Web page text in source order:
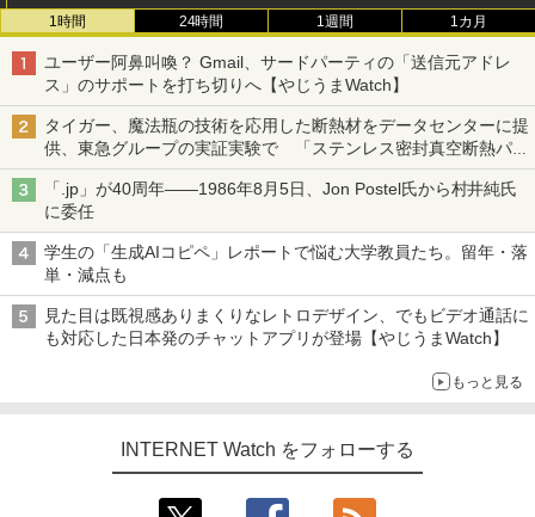
1時間 24時間 1週間 1カ月
ユーザー阿鼻叫喚？ Gmail、サードパーティの「送信元アドレ
ス」のサポートを打ち切りへ【やじうまWatch】
タイガー、魔法瓶の技術を応用した断熱材をデータセンターに提
供、東急グループの実証実験で 「ステンレス密封真空断熱パネ
ル TIVIP」
「.jp」が40周年――1986年8月5日、Jon Postel氏から村井純氏
に委任
学生の「生成AIコピペ」レポートで悩む大学教員たち。留年・落
単・減点も
見た目は既視感ありまくりなレトロデザイン、でもビデオ通話に
も対応した日本発のチャットアプリが登場【やじうまWatch】
もっと見る
INTERNET Watch をフォローする